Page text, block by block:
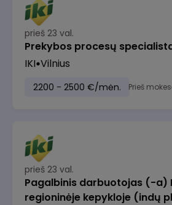
prieš 23 val.
Prekybos procesų
IKI Vilnius
2200 - 2500 €/mėn. Prieš
prieš 23 val.
Pagalbinis darbuotojas (-a)
regioninėje kepykloje (indų